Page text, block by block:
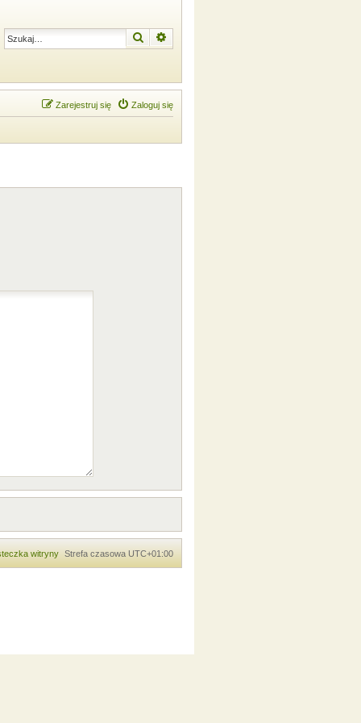
Szukaj
Zaloguj się
Zarejestruj się
Strefa czasowa UTC+01:00
witryny